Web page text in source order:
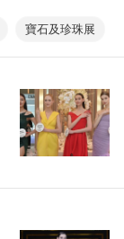
寶石及珍珠展